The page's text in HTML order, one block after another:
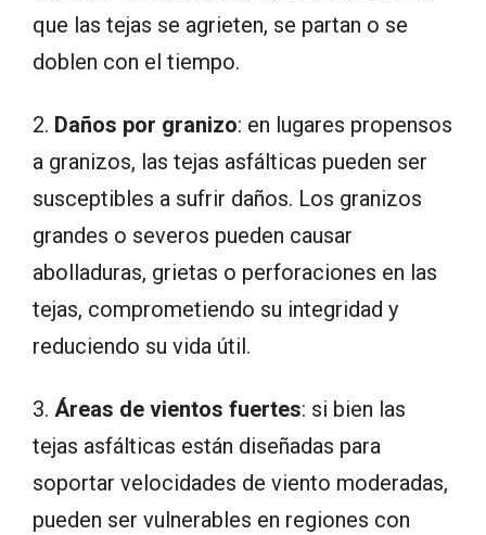
que las tejas se agrieten, se partan o se
doblen con el tiempo.
2. Daños por granizo: en lugares propensos
a granizos, las tejas asfálticas pueden ser
susceptibles a sufrir daños. Los granizos
grandes o severos pueden causar
abolladuras, grietas o perforaciones en las
tejas, comprometiendo su integridad y
reduciendo su vida útil.
3. Áreas de vientos fuertes: si bien las
tejas asfálticas están diseñadas para
soportar velocidades de viento moderadas,
pueden ser vulnerables en regiones con